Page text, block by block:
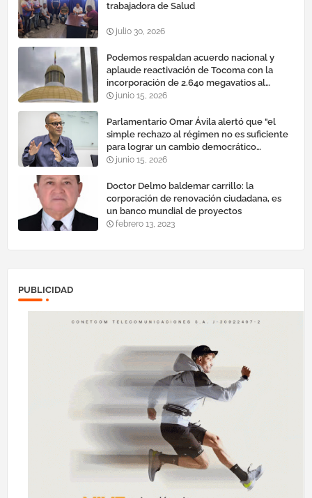
trabajadora de Salud
julio 30, 2026
Podemos respaldan acuerdo nacional y
aplaude reactivación de Tocoma con la
incorporación de 2.640 megavatios al
sistema eléctrico nacional
junio 15, 2026
Parlamentario Omar Ávila alertó que "el
simple rechazo al régimen no es suficiente
para lograr un cambio democrático
efectivo"
junio 15, 2026
Doctor Delmo baldemar carrillo: la
corporación de renovación ciudadana, es
un banco mundial de proyectos
febrero 13, 2023
PUBLICIDAD